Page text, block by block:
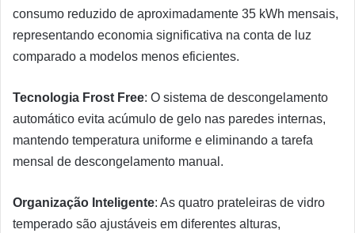
consumo reduzido de aproximadamente 35 kWh mensais,
representando economia significativa na conta de luz
comparado a modelos menos eficientes.
Tecnologia Frost Free: O sistema de descongelamento
automático evita acúmulo de gelo nas paredes internas,
mantendo temperatura uniforme e eliminando a tarefa
mensal de descongelamento manual.
Organização Inteligente: As quatro prateleiras de vidro
temperado são ajustáveis em diferentes alturas,